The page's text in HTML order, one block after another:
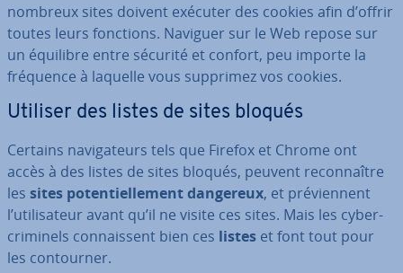
nombreux sites doivent exécuter des cookies afin d’offrir
toutes leurs fonctions. Naviguer sur le Web repose sur
un équilibre entre sécurité et confort, peu importe la
fréquence à laquelle vous supprimez vos cookies.
Utiliser des listes de sites bloqués
Certains na­vi­ga­teurs tels que Firefox et Chrome ont
accès à des listes de sites bloqués, peuvent re­con­naître
les sites po­ten­tiel­le­ment dangereux, et pré­vien­nent
l’uti­li­sa­teur avant qu’il ne visite ces sites. Mais les cy­ber­
cri­mi­nels con­nais­sent bien ces listes et font tout pour
les con­tour­ner.